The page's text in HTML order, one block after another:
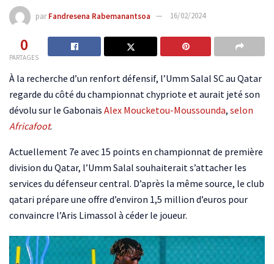
par Fandresena Rabemanantsoa 16/02/2024
0
PARTAGES
À la recherche d’un renfort défensif, l’Umm Salal SC au Qatar
regarde du côté du championnat chypriote et aurait jeté son
dévolu sur le Gabonais Alex Moucketou-Moussounda, selon
Africafoot.
Actuellement 7e avec 15 points en championnat de première
division du Qatar, l’Umm Salal souhaiterait s’attacher les
services du défenseur central. D’après la même source, le club
qatari prépare une offre d’environ 1,5 million d’euros pour
convaincre l’Aris Limassol à céder le joueur.